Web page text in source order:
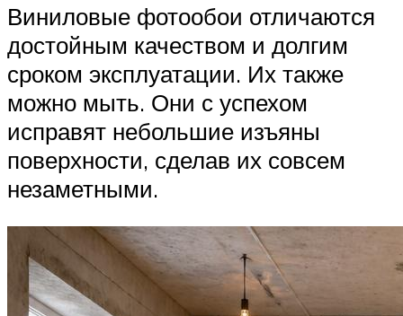
Виниловые фотообои отличаются
достойным качеством и долгим
сроком эксплуатации. Их также
можно мыть. Они с успехом
исправят небольшие изъяны
поверхности, сделав их совсем
незаметными.